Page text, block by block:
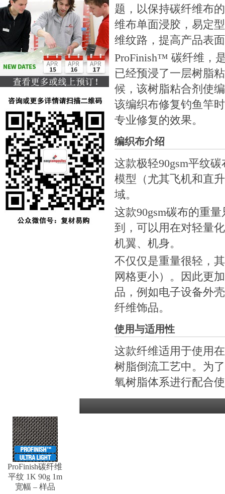
题，以保持碳纤维布
维布单面浸胶，易定
维纹路，提高产品表
ProFinish™ 碳纤维，
已经预浸了一层树脂
候，该树脂粘合剂使
该编织布修复钓鱼竿
专业修复的效果。
编织布介绍
这款极轻90gsm平纹
模型（尤其飞机和直
域。
这款90gsm碳布的重
到，可以用在对轻量
机翼、机身。
不仅仅是重量很轻，
网格更小）。因此更
品，例如电子设备外
纤维饰品。
使用与适用性
这款纤维适用于使用
树脂倒流工艺中。为
氧树脂体系进行配合
ProFinish碳纤维
平纹 1K 90g 1m
宽幅 – 样品